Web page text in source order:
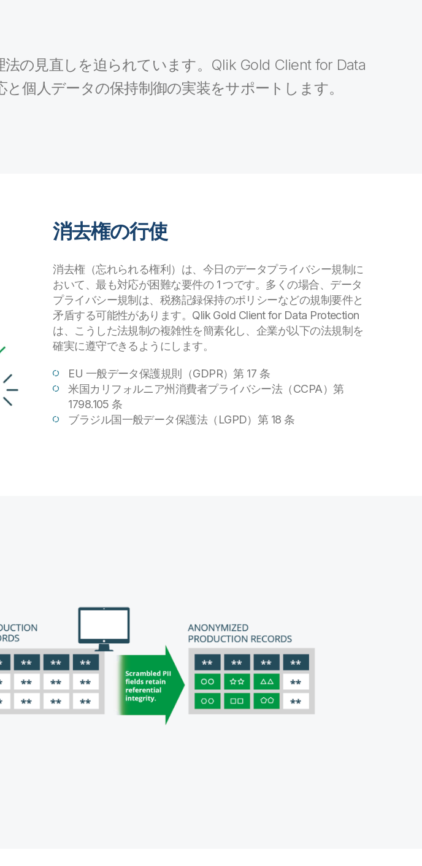
の見直しを迫られています。Qlik Gold Client for Data
個人データの保持制御の実装をサポートします。
消去権の行使
消去権（忘れられる権利）は、今日のデータプライバシー規制に
おいて、最も対応が困難な要件の 1 つです。多くの場合、データ
プライバシー規制は、税務記録保持のポリシーなどの規制要件と
矛盾する可能性があります。Qlik Gold Client for Data Protection
は、こうした法規制の複雑性を簡素化し、企業が以下の法規制を
確実に遵守できるようにします。
EU 一般データ保護規則（GDPR）第 17 条
米国カリフォルニア州消費者プライバシー法（CCPA）第
1798.105 条
ブラジル国一般データ保護法（LGPD）第 18 条